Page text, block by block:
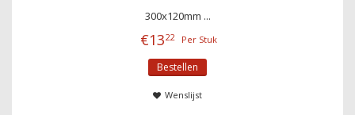
300x120mm ...
€1322 Per Stuk
Bestellen
Wenslijst